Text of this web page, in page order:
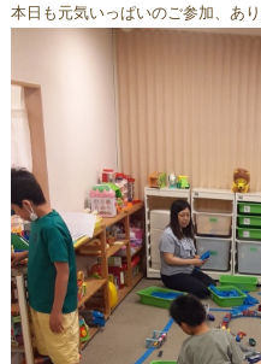
本日も元気いっぱいのご参加、あ